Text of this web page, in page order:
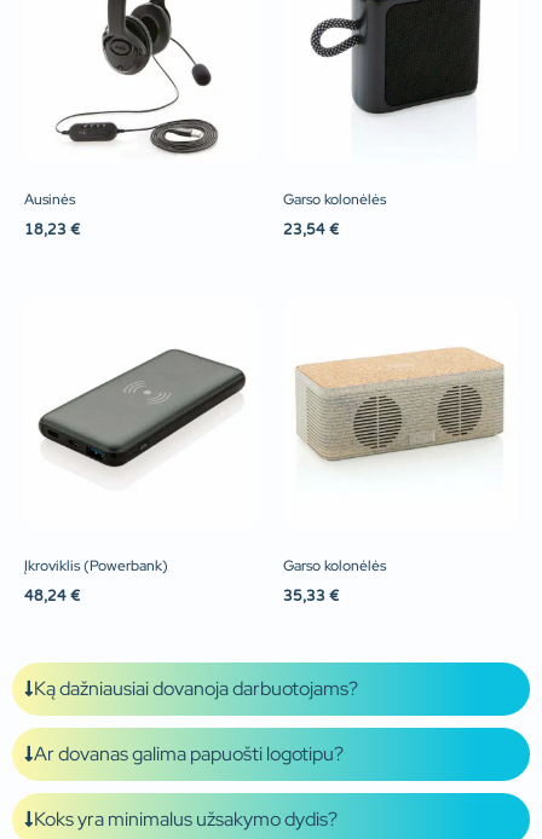
Ausinės
18,23 €
Garso kolonėlės
23,54 €
Įkroviklis (Powerbank)
48,24 €
Garso kolonėlės
35,33 €
Ką dažniausiai dovanoja darbuotojams?
Ar dovanas galima papuošti logotipu?
Koks yra minimalus užsakymo dydis?